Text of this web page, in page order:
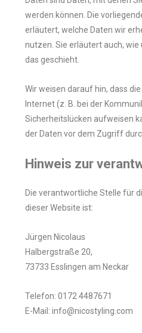
werden können. Die
erläutert, welche Daten wir
nutzen. Sie erläutert auch,
das geschieht.
Wir weisen darauf hin, dass
Internet (z. B. bei der
Sicherheitslücken aufweisen
der Daten vor dem Zugriff
Hinweis zur
Die verantwortliche Stelle für
dieser Website ist:
Jürgen Nicolaus
Halbergstraße 20,
73733 Esslingen am Neckar
Telefon: 0172 4487671
E-Mail: info@nicostyling.com